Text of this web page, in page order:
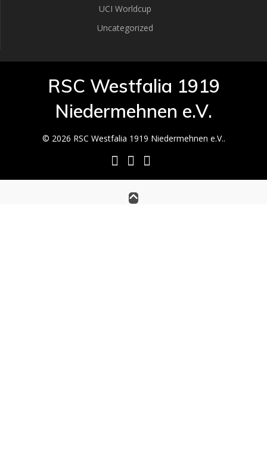
UCI Worldcup
Uncategorized
RSC Westfalia 1919
Niedermehnen e.V.
© 2026 RSC Westfalia 1919 Niedermehnen e.V..